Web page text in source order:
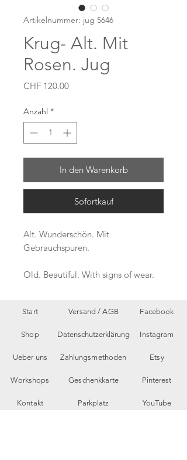
Artikelnummer: jug 5646
Krug- Alt. Mit
Rosen. Jug
CHF 120.00Preis
Anzahl *
In den Warenkorb
Sofortkauf
Alt. Wunderschön. Mit
Gebrauchspuren.
Old. Beautiful. With signs of wear.
Start
Shop
Ueber uns
Workshops
Kontakt
Versand /AGB
Datenschutzerklärung
Zahlungsmethoden
Geschenkkarte
Parkplatz
Facebook
Instagram
Etsy
Pinterest
YouTube